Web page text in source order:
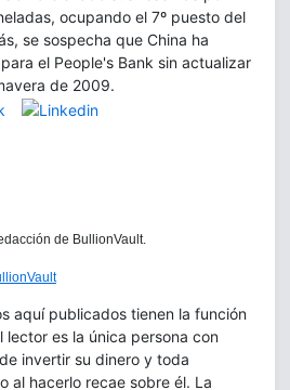
ocupando el 7º puesto del
se sospecha que China ha
el People's Bank sin actualizar
de 2009.
de BullionVault.
aquí publicados tienen la función
lector es la única persona con
invertir su dinero y toda
al hacerlo recae sobre él. La